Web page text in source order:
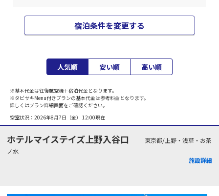
宿泊条件を変更する
人気順 安い順 高い順
※基本代金は往復航空機＋宿泊代金となります。
※タビサキMenu付きプランの基本代金は参考料金となります。
詳しくはプラン詳細画面をご確認ください。
空室状況： 2026年8月7日（金） 12:00現在
ホテルマイステイズ上野入谷口
東京都/上野・浅草・お茶
ノ水
施設詳細